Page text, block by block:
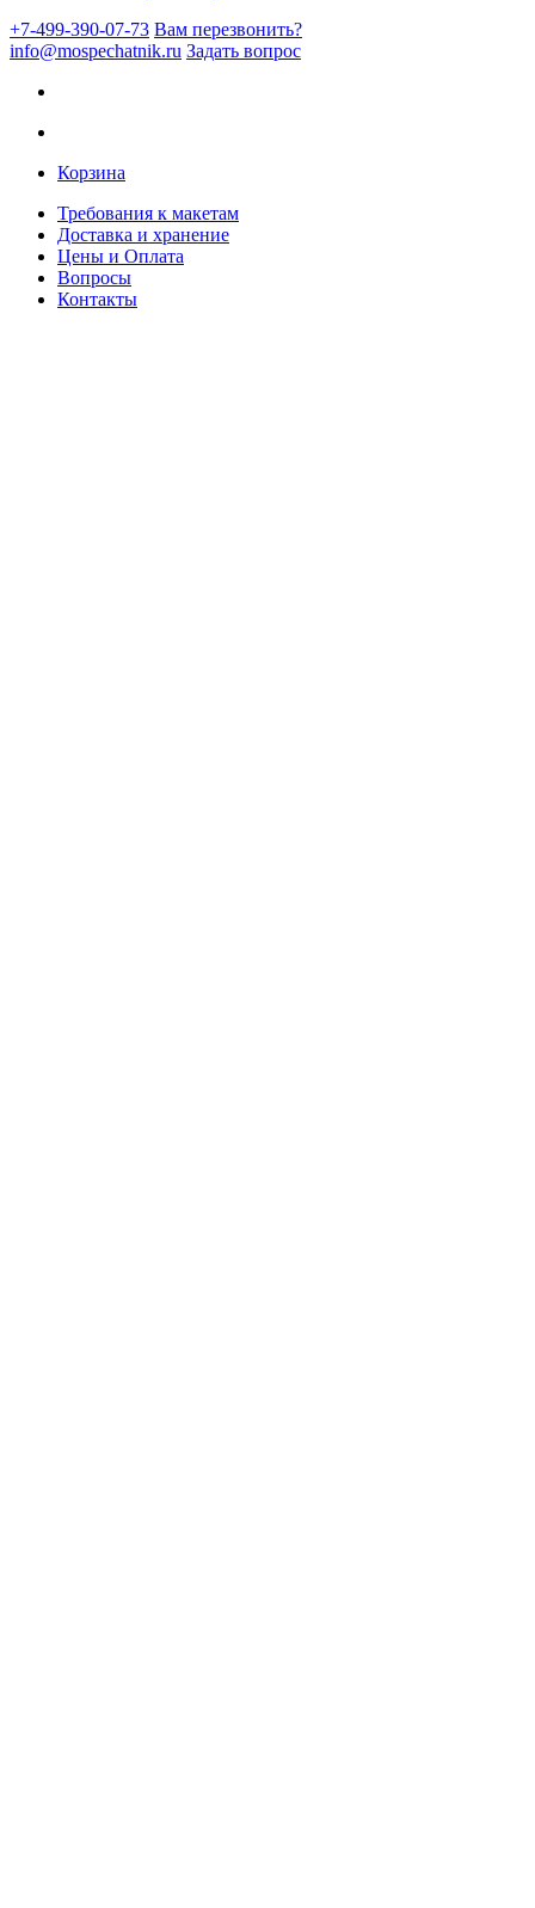
+7-499-390-07-73 Вам перезвонить?
info@mospechatnik.ru Задать вопрос
Корзина
Требования к макетам
Доставка и хранение
Цены и Оплата
Вопросы
Контакты